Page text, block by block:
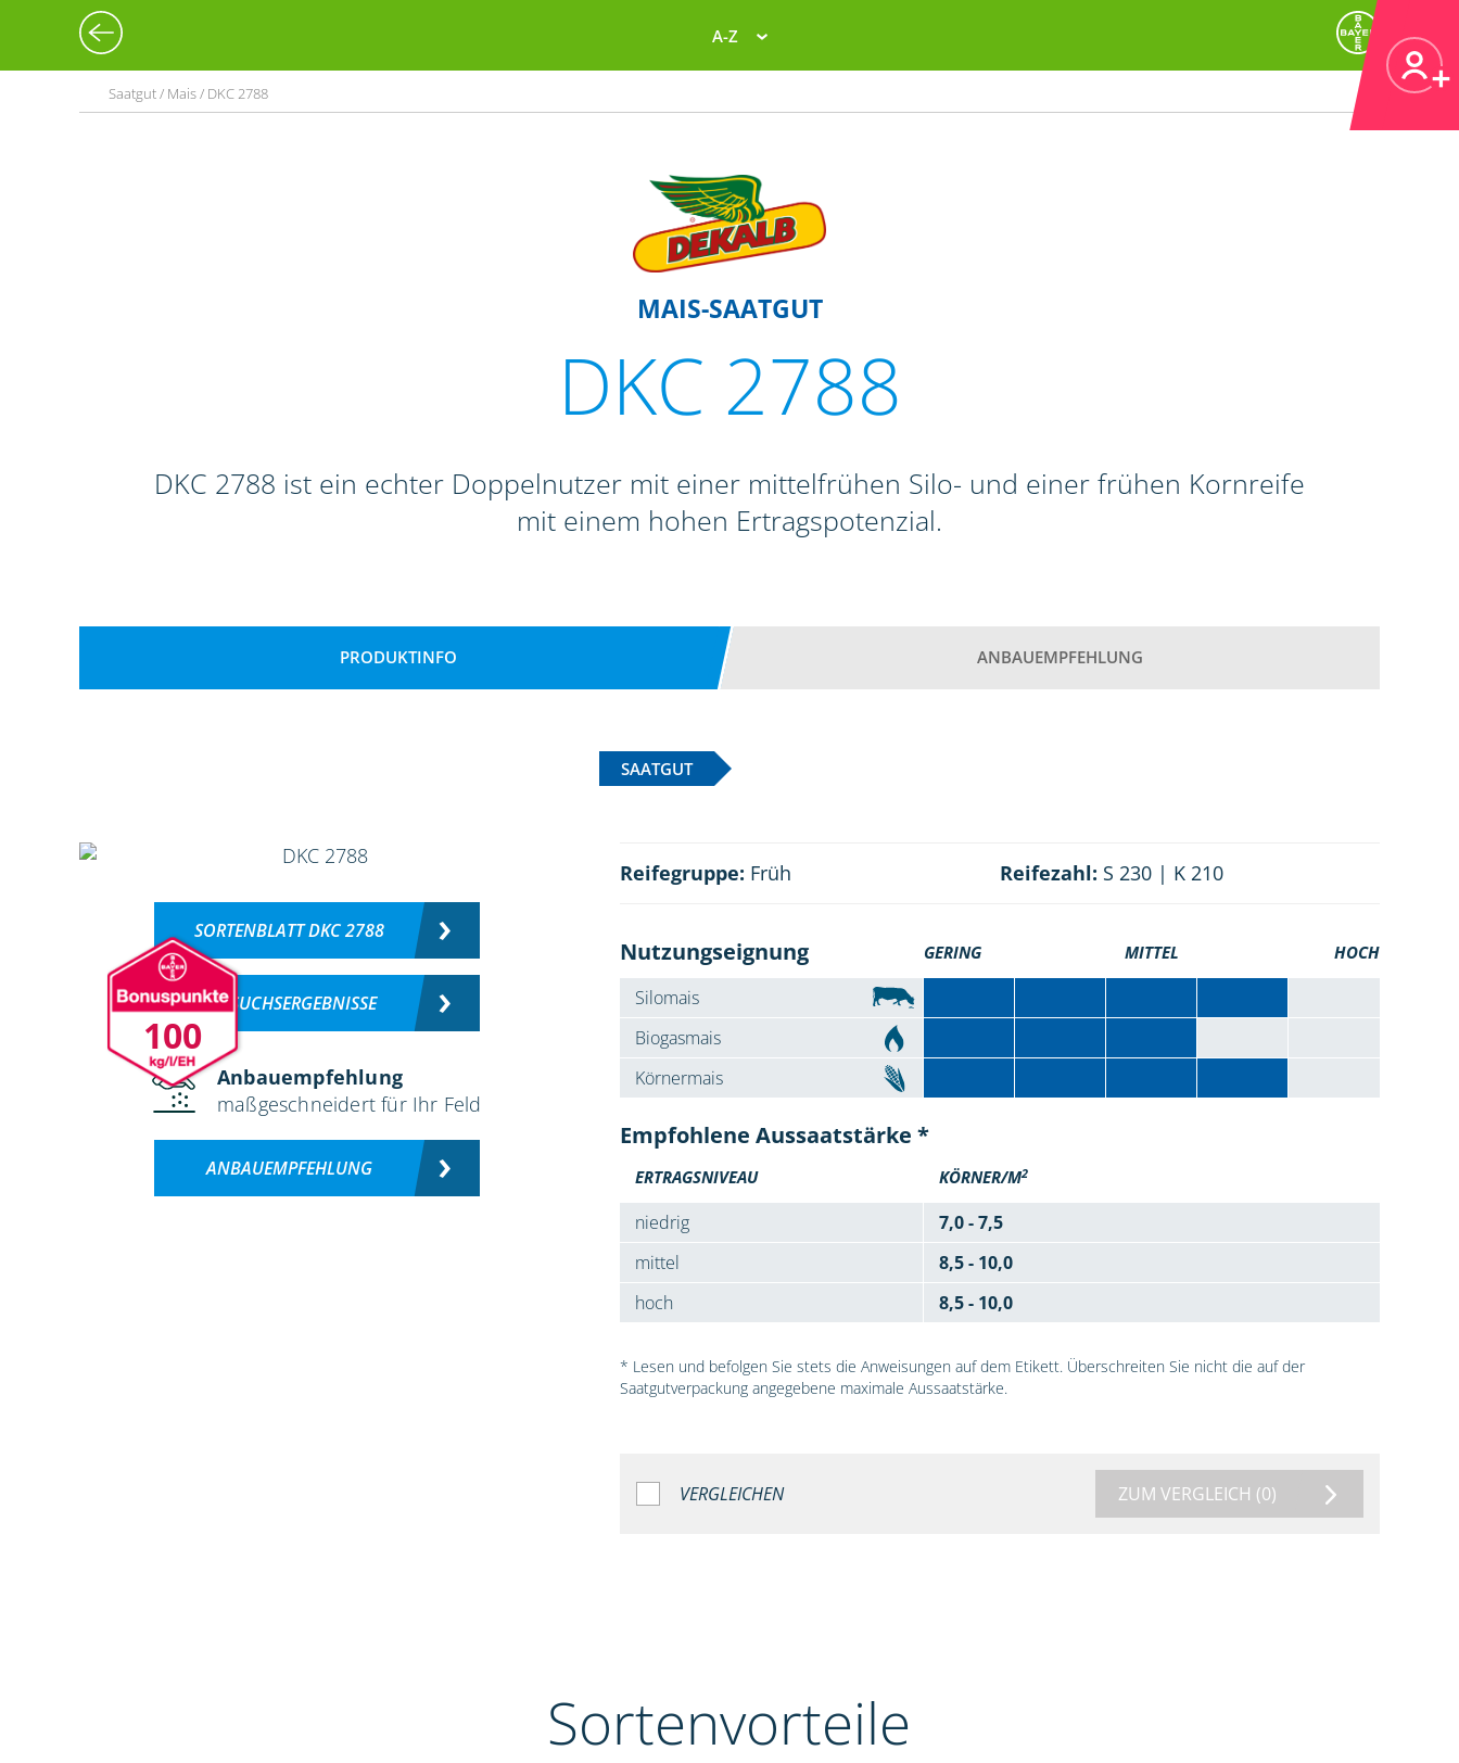
A-Z
Saatgut / Mais / DKC 2788
MAIS-SAATGUT
DKC 2788
DKC 2788 ist ein echter Doppelnutzer mit einer mittelfrühen Silo- und einer frühen Kornreife
mit einem hohen Ertragspotenzial.
PRODUKTINFO ANBAUEMPFEHLUNG
SAATGUT
100
SORTENBLATT DKC 2788
VERSUCHSERGEBNISSE
Anbauempfehlung
maßgeschneidert für Ihr Feld
ANBAUEMPFEHLUNG
Reifegruppe: Früh Reifezahl: S 230 | K 210
Nutzungseignung GERING MITTEL HOCH
Silomais
Biogasmais
Körnermais
Empfohlene Aussaatstärke *
ERTRAGSNIVEAU KÖRNER/M2
niedrig
7,0 - 7,5
mittel
8,5 - 10,0
hoch
8,5 - 10,0
* Lesen und befolgen Sie stets die Anweisungen auf dem Etikett. Überschreiten Sie nicht die auf der
Saatgutverpackung angegebene maximale Aussaatstärke.
VERGLEICHEN ZUM VERGLEICH (0)
Sortenvorteile